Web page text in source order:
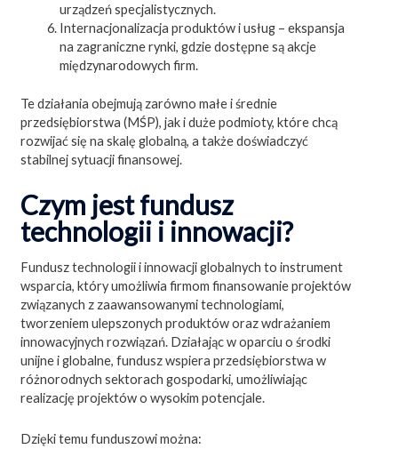
urządzeń specjalistycznych.
Internacjonalizacja produktów i usług – ekspansja
na zagraniczne rynki, gdzie dostępne są akcje
międzynarodowych firm.
Te działania obejmują zarówno małe i średnie
przedsiębiorstwa (MŚP), jak i duże podmioty, które chcą
rozwijać się na skalę globalną, a także doświadczyć
stabilnej sytuacji finansowej.
Czym jest fundusz
technologii i innowacji?
Fundusz technologii i innowacji globalnych to instrument
wsparcia, który umożliwia firmom finansowanie projektów
związanych z zaawansowanymi technologiami,
tworzeniem ulepszonych produktów oraz wdrażaniem
innowacyjnych rozwiązań. Działając w oparciu o środki
unijne i globalne, fundusz wspiera przedsiębiorstwa w
różnorodnych sektorach gospodarki, umożliwiając
realizację projektów o wysokim potencjale.
Dzięki temu funduszowi można: